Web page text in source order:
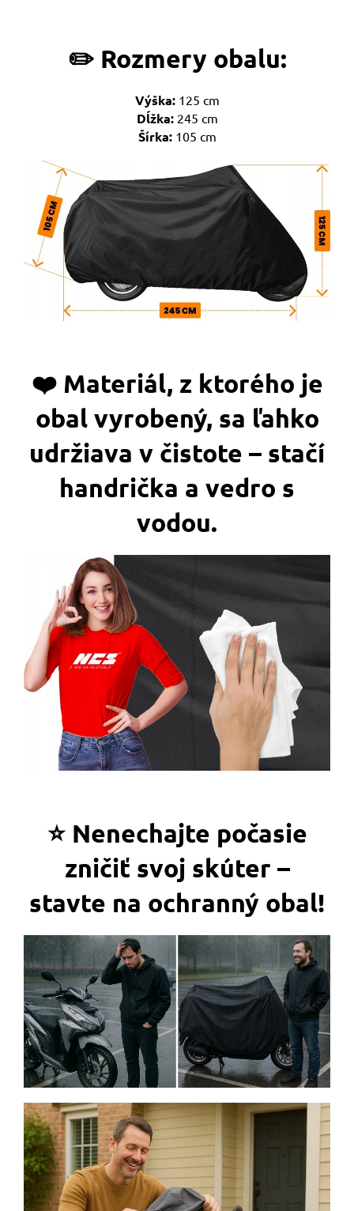
✏️ Rozmery obalu:
Výška:125 cm
Dĺžka:245 cm
Šírka:105 cm
❤️‍ Materiál, z ktorého je
obal vyrobený, sa ľahko
udržiava v čistote – stačí
handrička a vedro s
vodou.
⭐ Nenechajte počasie
zničiť svoj skúter –
stavte na ochranný obal!